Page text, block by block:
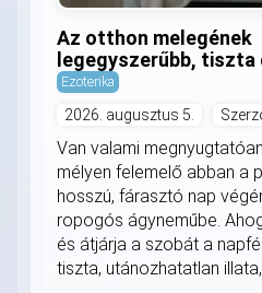
Az otthon melegének
legegyszerűbb,
Ezoterika
2026. augusztus 5.
Van valami
mélyen felemelő abban a
hosszú, fárasztó nap
ropogós ágyneműbe.
és átjárja a szobát a
tiszta, utánozhatatlan